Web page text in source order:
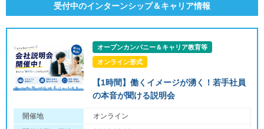
受付中のインターンシップ＆キャリア情報
オープンカンパニー＆キャリア教育等
オンライン形式
【1時間】働くイメージが湧く！若手社員
の本音が聞ける説明会
開催地
オンライン